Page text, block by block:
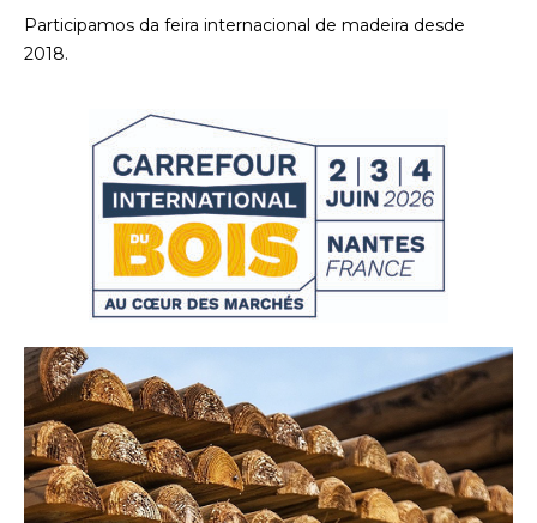
Participamos da feira internacional de madeira desde
2018.